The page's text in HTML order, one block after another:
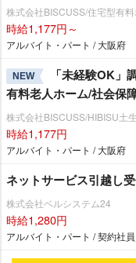
株式会社BISCUSS/住宅型有
時給1,177円～
アルバイト・パート / 大阪府
NEW
「未経験OK」
有料老人ホーム/社会保
株式会社BISCUSS/HIBISU土生
時給1,177円
アルバイト・パート / 大阪府
ネットサービス引越し
株式会社ベルシステム24
時給1,280円
アルバイト・パート / 契約社